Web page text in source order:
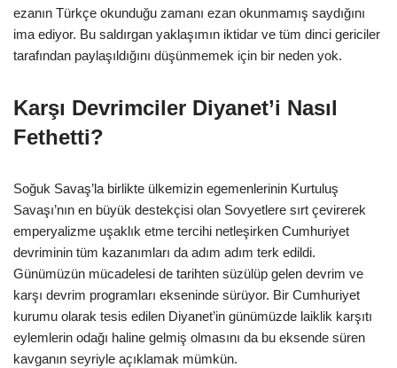
ezanın Türkçe okunduğu zamanı ezan okunmamış saydığını
ima ediyor. Bu saldırgan yaklaşımın iktidar ve tüm dinci gericiler
tarafından paylaşıldığını düşünmemek için bir neden yok.
Karşı Devrimciler Diyanet’i Nasıl
Fethetti?
Soğuk Savaş’la birlikte ülkemizin egemenlerinin Kurtuluş
Savaşı’nın en büyük destekçisi olan Sovyetlere sırt çevirerek
emperyalizme uşaklık etme tercihi netleşirken Cumhuriyet
devriminin tüm kazanımları da adım adım terk edildi.
Günümüzün mücadelesi de tarihten süzülüp gelen devrim ve
karşı devrim programları ekseninde sürüyor. Bir Cumhuriyet
kurumu olarak tesis edilen Diyanet’in günümüzde laiklik karşıtı
eylemlerin odağı haline gelmiş olmasını da bu eksende süren
kavganın seyriyle açıklamak mümkün.